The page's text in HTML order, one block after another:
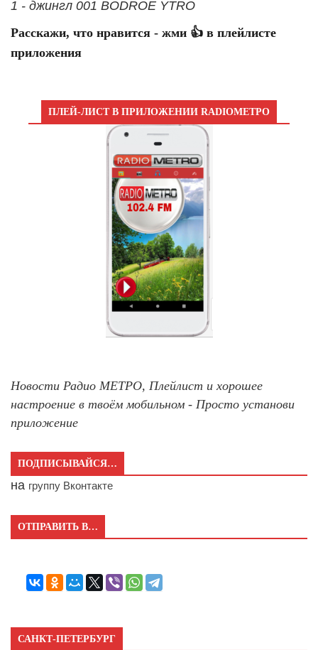
1 - джингл 001 BODROE YTRO
Расскажи, что нравится - жми 👍 в плейлисте
приложения
ПЛЕЙ-ЛИСТ В ПРИЛОЖЕНИИ RADIOМЕТРО
Новости Радио МЕТРО, Плейлист и хорошее
настроение в твоём мобильном - Просто установи
приложение
ПОДПИСЫВАЙСЯ…
на группу Вконтакте
ОТПРАВИТЬ В…
САНКТ-ПЕТЕРБУРГ